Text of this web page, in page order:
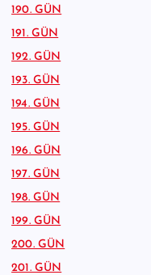
190. GÜN
191. GÜN
192. GÜN
193. GÜN
194. GÜN
195. GÜN
196. GÜN
197. GÜN
198. GÜN
199. GÜN
200. GÜN
201. GÜN